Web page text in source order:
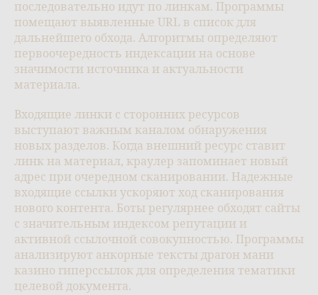
последовательно идут по линкам. Программы
помещают выявленные URL в список для
дальнейшего обхода. Алгоритмы определяют
первоочередность индексации на основе
значимости источника и актуальности
материала.
Входящие линки с сторонних ресурсов
выступают важным каналом обнаружения
новых разделов. Когда внешний ресурс ставит
линк на материал, краулер запоминает новый
адрес при очередном сканировании. Надежные
входящие ссылки ускоряют ход сканирования
нового контента. Боты регулярнее обходят сайты
с значительным индексом репутации и
активной ссылочной совокупностью. Программы
анализируют анкорные тексты драгон мани
казино гиперссылок для определения тематики
целевой документа.